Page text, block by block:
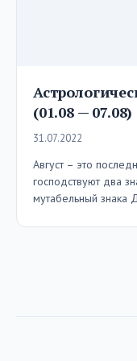
(01.08 —
31.07.2022
Август – это
господствуют два
мутабельный